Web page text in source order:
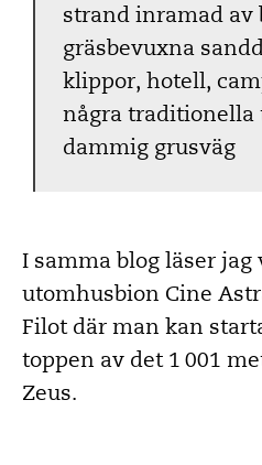
strand inramad av
gräsbevuxna
klippor, hotell,
några traditionella
dammig grusväg
I samma blog läser jag
utomhusbion Cine
Filot där man kan
toppen av det 1 001
Zeus.